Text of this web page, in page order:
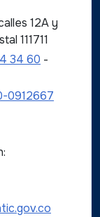
12A y
111711
34 60 -
0912667